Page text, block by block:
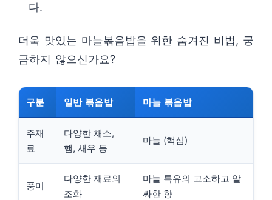
다.
더욱 맛있는 마늘볶음밥을 위한 숨겨진 비법, 궁
금하지 않으신가요?
구분 일반 볶음밥 마늘 볶음밥
주재
료
다양한 채소,
햄, 새우 등
마늘 (핵심)
풍미
다양한 재료의
조화
마늘 특유의 고소하고 알
싸한 향